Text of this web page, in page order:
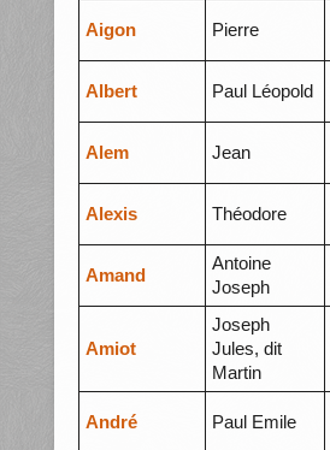
Aigon Pierre
Albert Paul Léopold
Alem Jean
Alexis Théodore
Amand
Antoine
Joseph
Amiot
Joseph
Jules, dit
Martin
André Paul Emile